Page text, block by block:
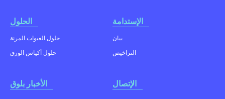
الحلول
حلول العبوات المرنة
حلول أكياس الورق
الإستدامة
بيان
التراخيص
الأخبار بلوق
الإتصال